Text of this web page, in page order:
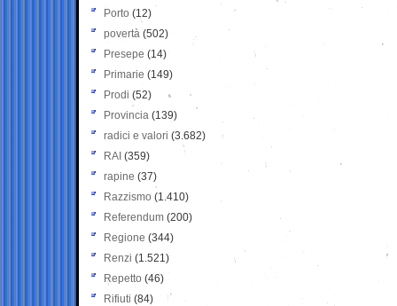
Porto (12)
povertà (502)
Presepe (14)
Primarie (149)
Prodi (52)
Provincia (139)
radici e valori (3.682)
RAI (359)
rapine (37)
Razzismo (1.410)
Referendum (200)
Regione (344)
Renzi (1.521)
Repetto (46)
Rifiuti (84)